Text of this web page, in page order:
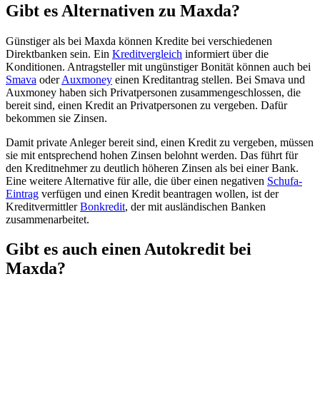
Gibt es Alternativen zu Maxda?
Günstiger als bei Maxda können Kredite bei verschiedenen
Direktbanken sein. Ein Kreditvergleich informiert über die
Konditionen. Antragsteller mit ungünstiger Bonität können auch bei
Smava oderAuxmoney einen Kreditantrag stellen. Bei Smava und
Auxmoney haben sich Privatpersonen zusammengeschlossen, die
bereit sind, einen Kredit an Privatpersonen zu vergeben. Dafür
bekommen sie Zinsen.
Damit private Anleger bereit sind, einen Kredit zu vergeben, müssen
sie mit entsprechend hohen Zinsen belohnt werden. Das führt für
den Kreditnehmer zu deutlich höheren Zinsen als bei einer Bank.
Eine weitere Alternative für alle, die über einen negativen Schufa-
Eintrag verfügen und einen Kredit beantragen wollen, ist der
KreditvermittlerBonkredit, der mit ausländischen Banken
zusammenarbeitet.
Gibt es auch einen Autokredit bei
Maxda?